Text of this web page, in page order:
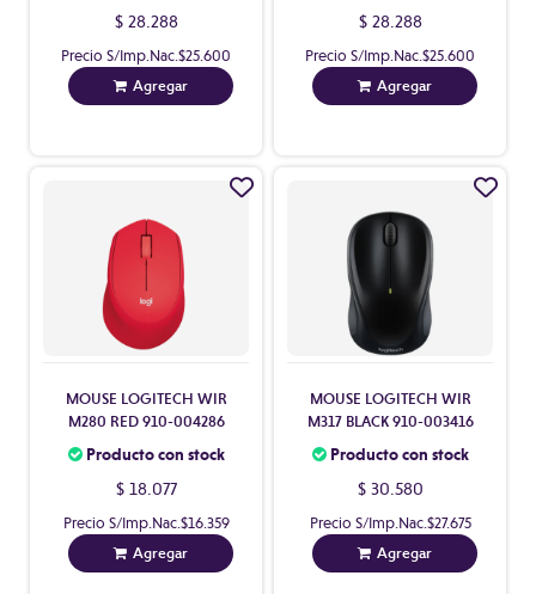
$ 28.288
Precio S/Imp.Nac. $25.600
Agregar
$ 28.288
Precio S/Imp.Nac. $25.600
Agregar
MOUSE LOGITECH WIR
M280 RED 910-004286
Producto con stock
$ 18.077
Precio S/Imp.Nac. $16.359
Agregar
MOUSE LOGITECH WIR
M317 BLACK 910-003416
Producto con stock
$ 30.580
Precio S/Imp.Nac. $27.675
Agregar